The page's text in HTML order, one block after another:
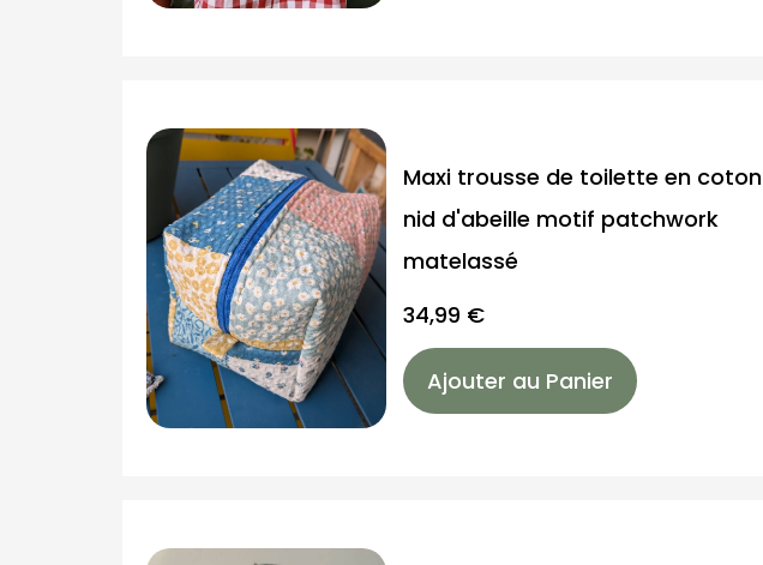
Maxi trousse de toilette en coton
nid d'abeille motif patchwork
matelassé
34,99 €
Ajouter au Panier